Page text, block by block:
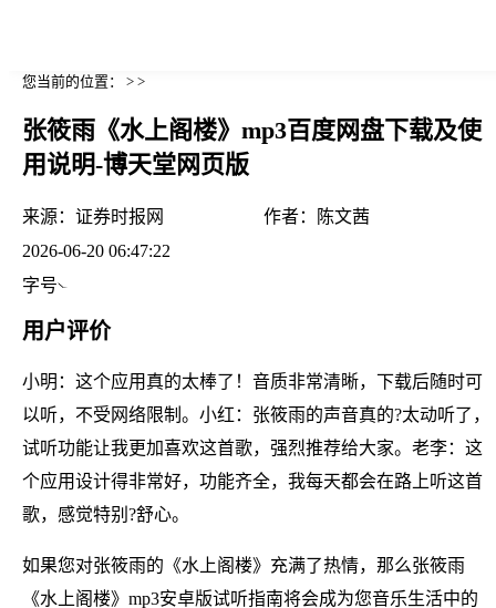
您当前的位置： > >
张筱雨《水上阁楼》mp3百度网盘下载及使
用说明-博天堂网页版
来源： 证券时报网 作者：
陈文茜
2026-06-20 06:47:22
字号
用户评价
小明：这个应用真的太棒了！音质非常清晰，下载后随时可
以听，不受网络限制。小红：张筱雨的声音真的?太动听了，
试听功能让我更加喜欢这首歌，强烈推荐给大家。老李：这
个应用设计得非常好，功能齐全，我每天都会在路上听这首
歌，感觉特别?舒心。
如果您对张筱雨的《水上阁楼》充满了热情，那么张筱雨
《水上阁楼》mp3安卓版试听指南将会成为您音乐生活中的